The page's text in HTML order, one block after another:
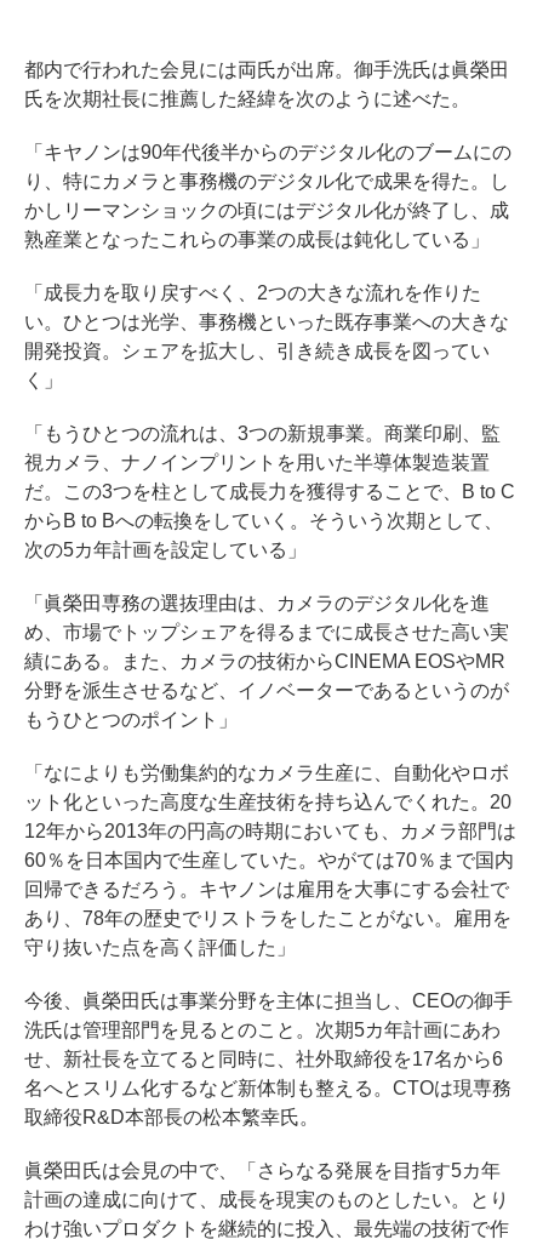
都内で行われた会見には両氏が出席。御手洗氏は眞榮田
氏を次期社長に推薦した経緯を次のように述べた。
「キヤノンは90年代後半からのデジタル化のブームにの
り、特にカメラと事務機のデジタル化で成果を得た。し
かしリーマンショックの頃にはデジタル化が終了し、成
熟産業となったこれらの事業の成長は鈍化している」
「成長力を取り戻すべく、2つの大きな流れを作りた
い。ひとつは光学、事務機といった既存事業への大きな
開発投資。シェアを拡大し、引き続き成長を図ってい
く」
「もうひとつの流れは、3つの新規事業。商業印刷、監
視カメラ、ナノインプリントを用いた半導体製造装置
だ。この3つを柱として成長力を獲得することで、B to C
からB to Bへの転換をしていく。そういう次期として、
次の5カ年計画を設定している」
「眞榮田専務の選抜理由は、カメラのデジタル化を進
め、市場でトップシェアを得るまでに成長させた高い実
績にある。また、カメラの技術からCINEMA EOSやMR
分野を派生させるなど、イノベーターであるというのが
もうひとつのポイント」
「なによりも労働集約的なカメラ生産に、自動化やロボ
ット化といった高度な生産技術を持ち込んでくれた。20
12年から2013年の円高の時期においても、カメラ部門は
60％を日本国内で生産していた。やがては70％まで国内
回帰できるだろう。キヤノンは雇用を大事にする会社で
あり、78年の歴史でリストラをしたことがない。雇用を
守り抜いた点を高く評価した」
今後、眞榮田氏は事業分野を主体に担当し、CEOの御手
洗氏は管理部門を見るとのこと。次期5カ年計画にあわ
せ、新社長を立てると同時に、社外取締役を17名から6
名へとスリム化するなど新体制も整える。CTOは現専務
取締役R&D本部長の松本繁幸氏。
眞榮田氏は会見の中で、「さらなる発展を目指す5カ年
計画の達成に向けて、成長を現実のものとしたい。とり
わけ強いプロダクトを継続的に投入、最先端の技術で作